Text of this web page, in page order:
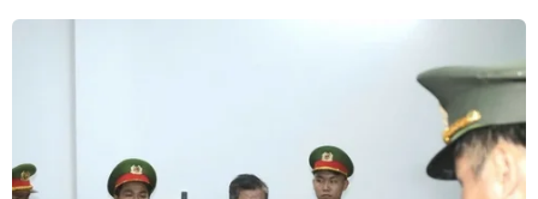
SEA Games 30: Đánh dấu bước tiến mới
Trở thành các bộ môn tranh huy chương tại SEA Games